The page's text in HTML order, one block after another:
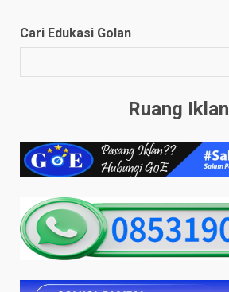
Cari Edukasi Golan
Ruang Iklan